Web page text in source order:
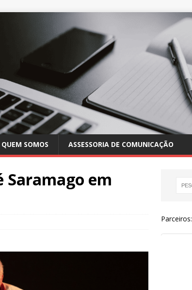
QUEM SOMOS ASSESSORIA DE COMUNICAÇÃO
Saramago em
Parceiros: